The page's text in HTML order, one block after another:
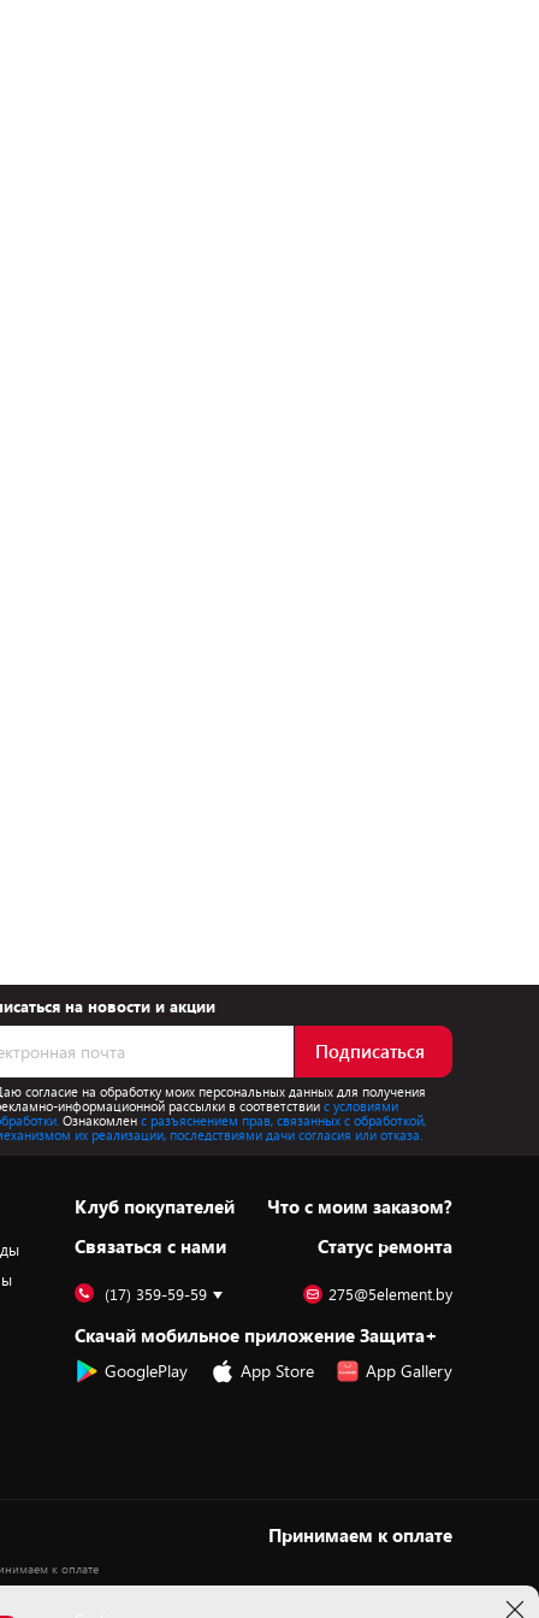
на новости и акции
Подписаться
согласие на обработку моих персональных данных для получения
информационной рассылки в соответствиис условиями
Ознакомлен с разъяснением прав, связанных с обработкой,
их реализации, последствиями дачи согласия или отказа.
Клуб покупателей
Cвязаться с нами
Что с моим заказом?
Статус ремонта
(17) 359-59-59 275@5element.by
Скачай мобильное приложение Защита+
GooglePlay App Store App Gallery
Принимаем к оплате